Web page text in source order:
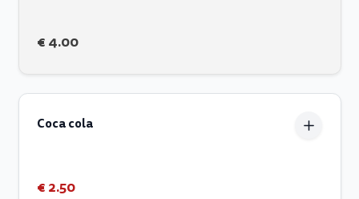
€ 4.00
Coca cola
€ 2.50